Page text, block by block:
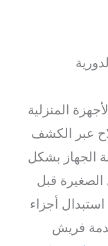
المنزلية
عبر الكشف
الجهاز بشكل
قبل
أجزاء
فريش